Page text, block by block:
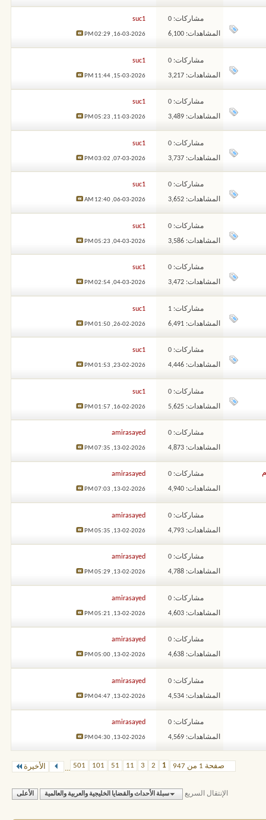
مشاركات: 0
المشاهدات: 6,100
suc1
16-03-2026,
02:29 PM
مشاركات: 0
المشاهدات: 3,217
suc1
15-03-2026,
11:44 PM
مشاركات: 0
المشاهدات: 3,489
suc1
11-03-2026,
05:23 PM
مشاركات: 0
المشاهدات: 3,737
suc1
07-03-2026,
03:02 PM
مشاركات: 0
المشاهدات: 3,652
suc1
06-03-2026,
12:40 AM
مشاركات: 0
المشاهدات: 3,586
suc1
04-03-2026,
05:23 PM
مشاركات: 0
المشاهدات: 3,472
suc1
04-03-2026,
02:54 PM
مشاركات: 1
المشاهدات: 6,491
suc1
26-02-2026,
01:50 PM
مشاركات: 0
المشاهدات: 4,446
suc1
23-02-2026,
01:53 PM
مشاركات: 0
المشاهدات: 5,625
suc1
16-02-2026,
01:57 PM
مشاركات: 0
المشاهدات: 4,873
amirasayed
13-02-2026,
07:35 PM
مشاركات: 0
المشاهدات: 4,940
amirasayed
13-02-2026,
07:03 PM
مشاركات: 0
المشاهدات: 4,793
amirasayed
13-02-2026,
05:35 PM
مشاركات: 0
المشاهدات: 4,788
amirasayed
13-02-2026,
05:29 PM
مشاركات: 0
المشاهدات: 4,603
amirasayed
13-02-2026,
05:21 PM
مشاركات: 0
المشاهدات: 4,638
amirasayed
13-02-2026,
05:00 PM
مشاركات: 0
المشاهدات: 4,534
amirasayed
13-02-2026,
04:47 PM
مشاركات: 0
المشاهدات: 4,569
amirasayed
13-02-2026,
04:30 PM
صفحة 1 من 947 1
2
3
11
51
101
501
... الأخيرة
الإنتقال السريع سبلة الأحداث والقضايا الخليجية والعربية والعالمية الأعلى